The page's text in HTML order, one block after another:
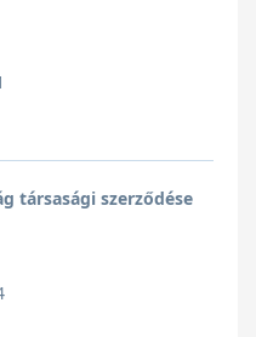
társasági szerződése